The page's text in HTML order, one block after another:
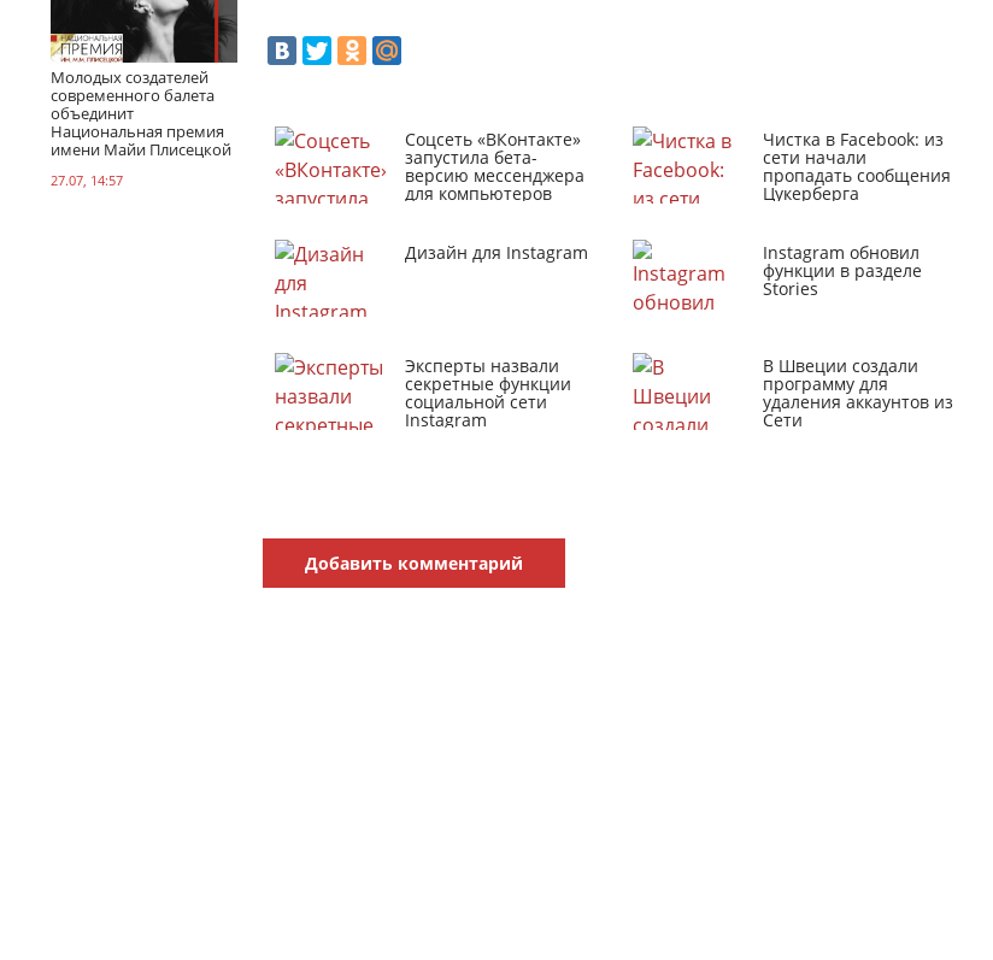
Молодых создателей
современного балета
объединит
Национальная премия
имени Майи Плисецкой
27.07, 14:57
Соцсеть «ВКонтакте»
запустила бета-
версию мессенджера
для компьютеров
Чистка в Facebook: из
сети начали
пропадать сообщения
Цукерберга
Дизайн для Instagram Instagram обновил
функции в разделе
Stories
Эксперты назвали
секретные функции
социальной сети
Instagram
В Швеции создали
программу для
удаления аккаунтов из
Сети
Добавить комментарий